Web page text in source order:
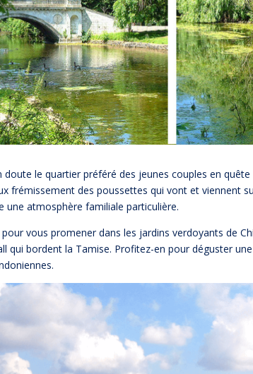
doute le quartier préféré des jeunes couples en
frémissement des poussettes qui vont et viennent
une atmosphère familiale particulière.
vous promener dans les jardins verdoyants de
qui bordent la Tamise. Profitez-en pour déguster une